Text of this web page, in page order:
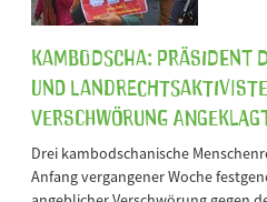
Kambodscha: Präsident
und
Verschwörung
Drei kambodschanische
Anfang vergangener Woche